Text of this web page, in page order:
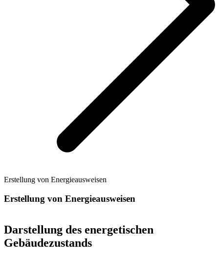
Erstellung von Energieausweisen
Erstellung von Energieausweisen
Darstellung des energetischen
Gebäudezustands